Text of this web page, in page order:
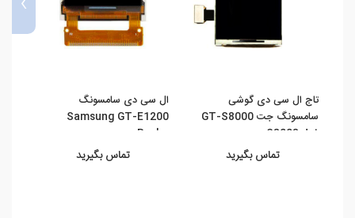
تاج ال سی دی گوشی
سامسونگ جت GT-S8000
S8003 Jet
تماس بگیرید
ال سی دی سامسونگ
Samsung GT-E1200
Pusha
تماس بگیرید